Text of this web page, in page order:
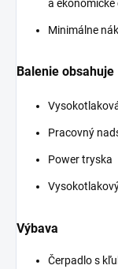
a
Minimálne
Balenie obsahuje
Pracovný
Power tryska
Výbava
Čerpadlo s